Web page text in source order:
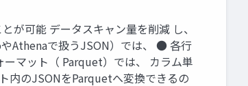
可能 データスキャン量を削減 し、
Athenaで扱うJSON）では、 ● 各行
マット（ Parquet）では、 カラム単
内のJSONをParquetへ変換できるの